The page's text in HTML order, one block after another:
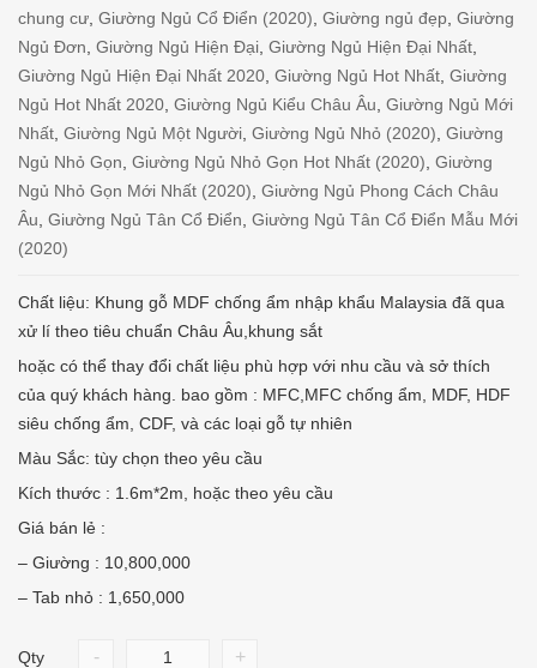
chung cư Giường Ngủ Cổ Điển (2020) Giường ngủ đẹp Giường
Ngủ Đơn Giường Ngủ Hiện Đại Giường Ngủ Hiện Đại Nhất
Giường Ngủ Hiện Đại Nhất 2020 Giường Ngủ Hot Nhất Giường
Ngủ Hot Nhất 2020 Giường Ngủ Kiểu Châu Âu Giường Ngủ Mới
Nhất Giường Ngủ Một Người Giường Ngủ Nhỏ (2020) Giường
Ngủ Nhỏ Gọn Giường Ngủ Nhỏ Gọn Hot Nhất (2020) Giường
Ngủ Nhỏ Gọn Mới Nhất (2020) Giường Ngủ Phong Cách Châu
Âu Giường Ngủ Tân Cổ Điển Giường Ngủ Tân Cổ Điển Mẫu Mới
(2020)
Chất liệu: Khung gỗ MDF chống ẩm nhập khẩu Malaysia đã qua
xử lí theo tiêu chuẩn Châu Âu,khung sắt
hoặc có thể thay đổi chất liệu phù hợp với nhu cầu và sở thích
của quý khách hàng. bao gồm : MFC,MFC chống ẩm, MDF, HDF
siêu chống ẩm, CDF, và các loại gỗ tự nhiên
Màu Sắc: tùy chọn theo yêu cầu
Kích thước : 1.6m*2m, hoặc theo yêu cầu
Giá bán lẻ :
– Giường : 10,800,000
– Tab nhỏ : 1,650,000
Qty - +